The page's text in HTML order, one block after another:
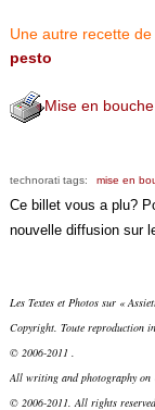
Une autre recette
pesto
Mise en
technorati tags: mise en
Ce billet vous a plu?
nouvelle diffusion sur
Les Textes et Photos sur «
Copyright. Toute reproduction
© 2006-2011 .
All writing and photography on
© 2006-2011. All rights